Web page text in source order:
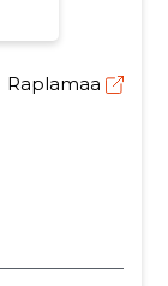
Raplamaa